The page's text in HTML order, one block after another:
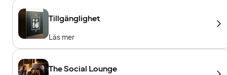
Tillgänglighet
Läs mer
The Social Lounge